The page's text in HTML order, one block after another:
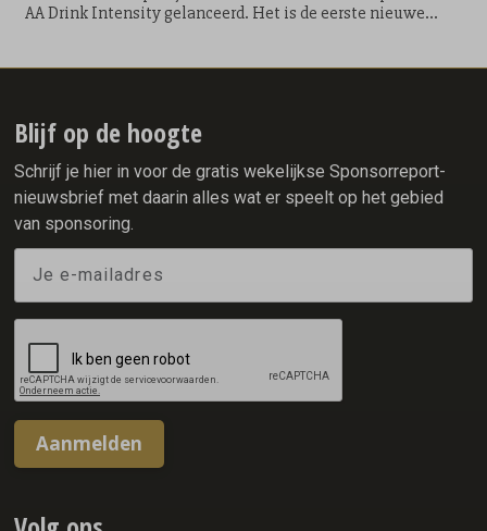
AA Drink Intensity gelanceerd. Het is de eerste nieuwe
allereerste AA Drink Intensity Games: een speciaal
elkaar opnamen.
Blijf op de hoogte
Schrijf je hier in voor de gratis wekelijkse Sponsorreport-
nieuwsbrief met daarin alles wat er speelt op het gebied
van sponsoring.
Aanmelden